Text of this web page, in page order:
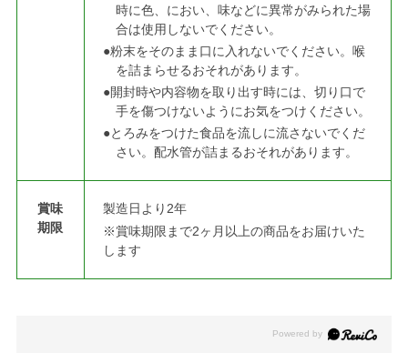
時に色、におい、味などに異常がみられた場
合は使用しないでください。
●粉末をそのまま口に入れないでください。喉
を詰まらせるおそれがあります。
●開封時や内容物を取り出す時には、切り口で
手を傷つけないようにお気をつけください。
●とろみをつけた食品を流しに流さないでくだ
さい。配水管が詰まるおそれがあります。
賞味
期限
製造日より2年
※賞味期限まで2ヶ月以上の商品をお届けいた
します